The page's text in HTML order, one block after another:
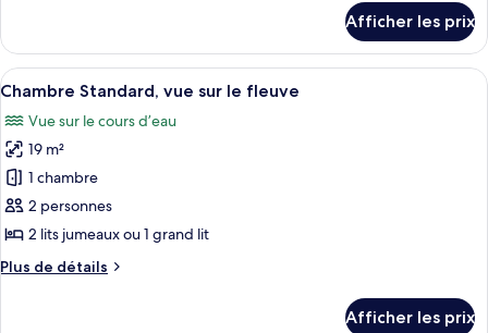
Chambre
Standard,
vue
sur
la
cour
intérieure
Chambre
Standard,
vue
la
cour
intérieure
Afficher les prix
Afficher
toutes
les
photos
pour
ce
type
chambre :
Une chambre d’hôtel avec deux
4
Chambre Standard, vue sur le fleuve
Vue sur le cours d’eau
19 m²
1 chambre
2 personnes
2 lits jumeaux ou 1 grand lit
Plus de détails
Plus
Afficher les prix